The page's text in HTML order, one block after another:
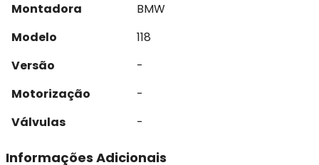
Montadora
BMW
Modelo
118
Versão
-
Motorização
-
Válvulas
-
Informações Adicionais